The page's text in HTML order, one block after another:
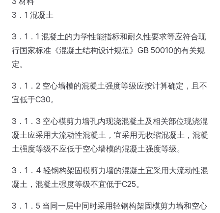
3．1 混凝土
3．1．1 混凝土的力学性能指标和耐久性要求等应符合现
行国家标准《混凝土结构设计规范》GB 50010的有关规
定。
3．1．2 空心墙模的混凝土强度等级应按计算确定，且不
宜低于C30。
3．1．3 空心模剪力墙孔内现浇混凝土及相关部位现浇混
凝土应采用大流动性混凝土，宜采用无收缩混凝土，混凝
土强度等级不应低于空心墙模的混凝土强度等级。
3．1．4 轻钢构架固模剪力墙的混凝土宜采用大流动性混
凝土，混凝土强度等级不宜低于C25。
3．1．5 当同一层中同时采用轻钢构架固模剪力墙和空心